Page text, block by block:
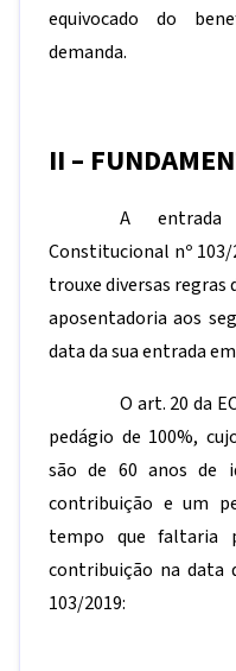
equivocado do
demanda.
II –
A
Constitucional nº
trouxe diversas regras
aposentadoria aos
data da sua entrada
O art. 20 da
pedágio de 100%,
são de 60 anos de
contribuição e um
tempo que faltaria
contribuição na data
103/2019: